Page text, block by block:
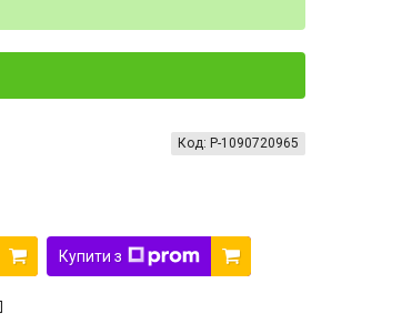
Код: P-1090720965
Купити з